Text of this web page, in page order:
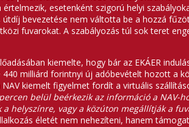
esetenként szigorú helyi
bevezetése nem váltotta be a hozzá
fuvarokat. A szabályozás túl sok teret
kiemelte, hogy bár az EKÁER
milliárd forintnyi új adóbevételt hozott a
kiemelt figyelmet fordít a virtuális
belül beérkezik az információ a NAV-
helyszínre, vagy a közúton megállítják a
életét nem nehezíteni, hanem